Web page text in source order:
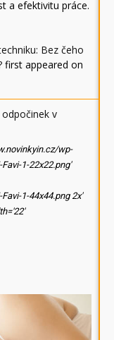
a efektivitu práce.
Bez čeho
first appeared on
v
wp-
1-22x22.png'
1-44x44.png 2x'